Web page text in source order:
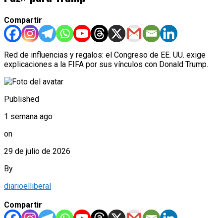
Compartir
Red de influencias y regalos: el Congreso de EE. UU. exige
explicaciones a la FIFA por sus vínculos con Donald Trump.
Published
1 semana ago
on
29 de julio de 2026
By
diarioelliberal
Compartir